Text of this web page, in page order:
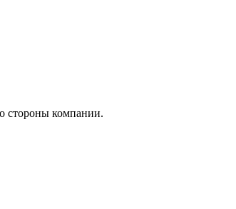
стороны компании.